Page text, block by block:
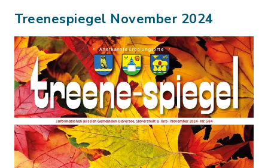
Treenespiegel November 2024